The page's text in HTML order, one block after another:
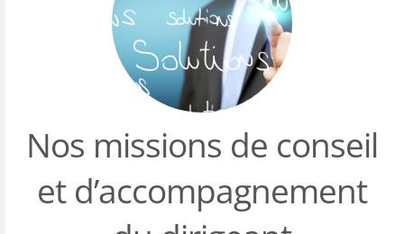
Nos missions de conseil
et d’accompagnement